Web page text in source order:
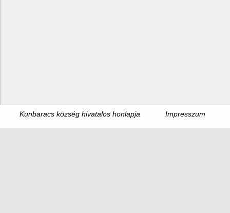
Kunbaracs község hivatalos honlapja Impresszum